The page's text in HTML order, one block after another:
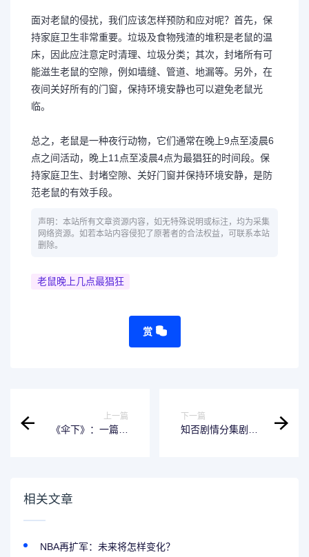
面对老鼠的侵扰，我们应该怎样预防和应对呢？首先，保
持家庭卫生非常重要。垃圾及食物残渣的堆积是老鼠的温
床，因此应注意定时清理、垃圾分类；其次，封堵所有可
能滋生老鼠的空隙，例如墙缝、管道、地漏等。另外，在
夜间关好所有的门窗，保持环境安静也可以避免老鼠光
临。
总之，老鼠是一种夜行动物，它们通常在晚上9点至凌晨6
点之间活动，晚上11点至凌晨4点为最猖狂的时间段。保
持家庭卫生、封堵空隙、关好门窗并保持环境安静，是防
范老鼠的有效手段。
声明：本站所有文章资源内容，如无特殊说明或标注，均为采集
网络资源。如若本站内容侵犯了原著者的合法权益，可联系本站
删除。
老鼠晚上几点最猖狂
赏
上一篇
《伞下》：一篇虐
下一篇
知否剧情分集剧情-
相关文章
NBA再扩军：未来将怎样变化？